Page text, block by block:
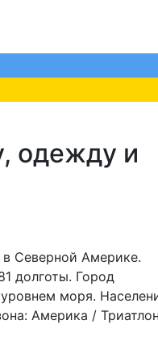
одежду и
Северной Америке.
долготы. Город
моря.
Америка / Триатлон